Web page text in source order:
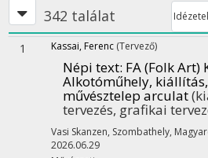
342 találat
1 Kassai, Ferenc (Tervező)
Népi text: FA (Folk Art)
Alkotóműhely,
művésztelep arculat
tervezés, grafikai
Vasi Skanzen, Szombathely,
2026.06.29